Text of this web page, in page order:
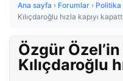
Ana sayfa › Forumlar › Politika
Kılıçdaroğlu hızla kapıyı kapattı
Özgür
Kılıçdaroğlu